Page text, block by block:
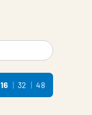
Filtrera
16 32 48